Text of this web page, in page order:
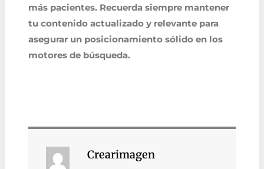
más pacientes. Recuerda siempre mantener
tu contenido actualizado y relevante para
asegurar un posicionamiento sólido en los
motores de búsqueda.
Crearimagen